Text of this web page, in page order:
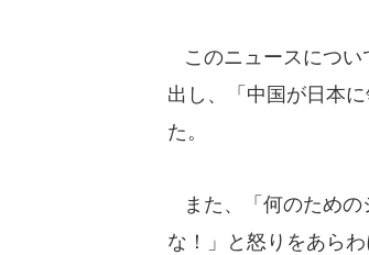
このニュースについ
出し、「中国が日本
た。
また、「何のための
な！」と怒りをあらわ